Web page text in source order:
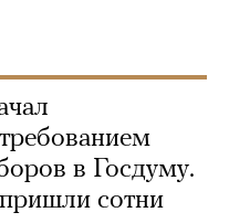
в Госдуму.
сотни